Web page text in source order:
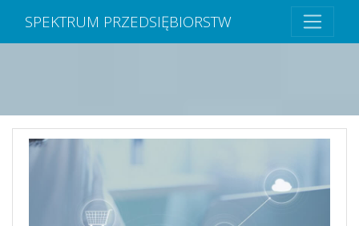
SPEKTRUM PRZEDSIĘBIORSTW